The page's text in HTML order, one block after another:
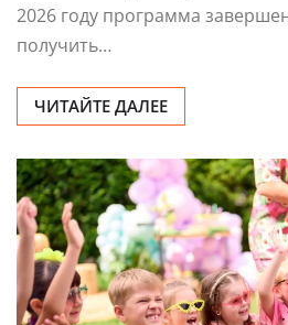
2026 году программа
получить…
ЧИТАЙТЕ ДАЛЕЕ